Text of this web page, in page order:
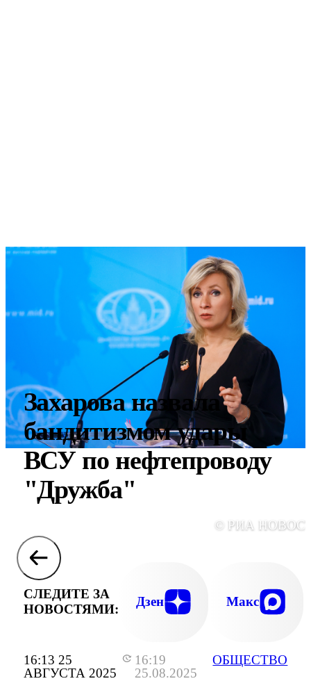
16:13 25
АВГУСТА 2025
16:19
25.08.2025
ОБЩЕСТВО
Захарова назвала
бандитизмом удары
ВСУ по нефтепроводу
"Дружба"
© РИА
СЛЕДИТЕ ЗА
НОВОСТЯМИ:
Дзен Макс